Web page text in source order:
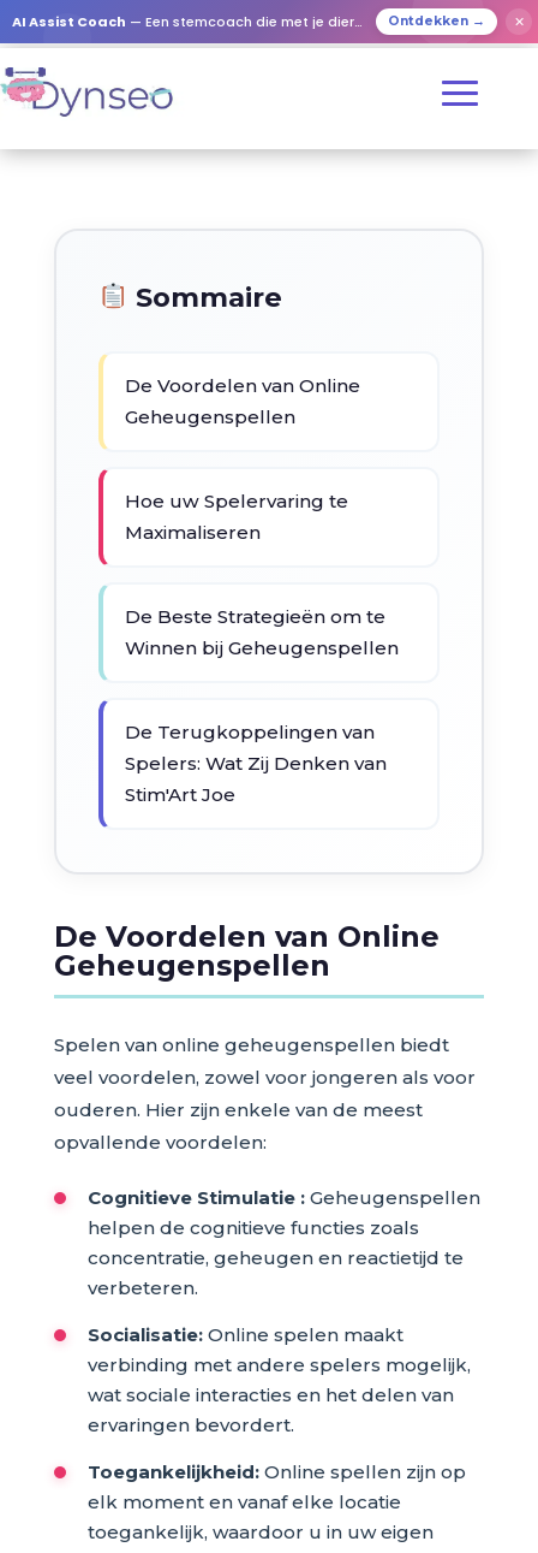
AI Assist Coach — Een stemcoach die met je dierbaren speelt Ontdekken → ✕
Sommaire
De Voordelen van Online
Geheugenspellen
Hoe uw Spelervaring te
Maximaliseren
De Beste Strategieën om te
Winnen bij Geheugenspellen
De Terugkoppelingen van
Spelers: Wat Zij Denken van
Stim'Art Joe
De Voordelen van Online
Geheugenspellen
Spelen van online geheugenspellen biedt
veel voordelen, zowel voor jongeren als voor
ouderen. Hier zijn enkele van de meest
opvallende voordelen:
Cognitieve Stimulatie :Geheugenspellen
helpen de cognitieve functies zoals
concentratie, geheugen en reactietijd te
verbeteren.
Socialisatie:Online spelen maakt
verbinding met andere spelers mogelijk,
wat sociale interacties en het delen van
ervaringen bevordert.
Toegankelijkheid:Online spellen zijn op
elk moment en vanaf elke locatie
toegankelijk, waardoor u in uw eigen